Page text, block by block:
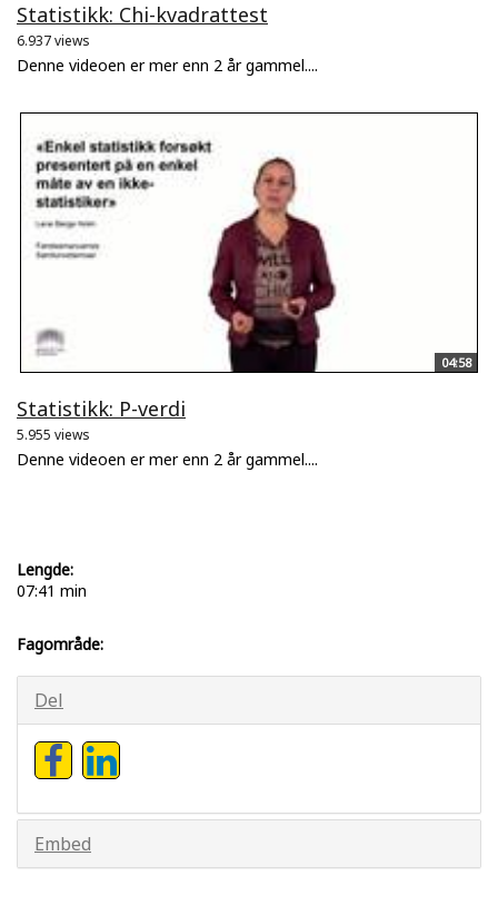
Statistikk: Chi-kvadrattest
6.937 views
Denne videoen er mer enn 2 år gammel....
04:58
Statistikk: P-verdi
5.955 views
Denne videoen er mer enn 2 år gammel....
Lengde:
07:41 min
Fagområde:
Del
Embed